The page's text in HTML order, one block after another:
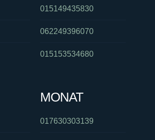
015149435830
062249396070
015153534680
MONAT
017630303139